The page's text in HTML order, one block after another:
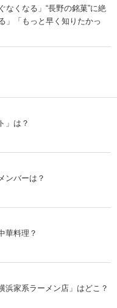
なくなる」“長野の銘菓”に絶
」「もっと早く知りたかっ
」は？
ンバーは？
華料理？
浜家系ラーメン店」はどこ？